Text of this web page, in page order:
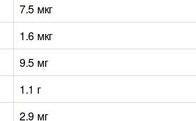
7.5 мкг
1.6 мкг
9.5 мг
1.1 г
2.9 мг